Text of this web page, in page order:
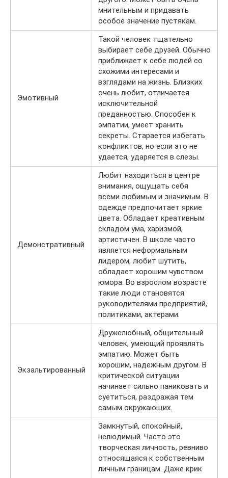
мнительным и придавать
особое значение пустякам.
Эмотивный
Такой человек тщательно
выбирает себе друзей. Обычно
приближает к себе людей со
схожими интересами и
взглядами на жизнь. Близких
очень любит, отличается
исключительной
преданностью. Способен к
эмпатии, умеет хранить
секреты. Старается избегать
конфликтов, но если это не
удается, ударяется в слезы.
Демонстративный
Любит находиться в центре
внимания, ощущать себя
всеми любимым и значимым. В
одежде предпочитает яркие
цвета. Обладает креативным
складом ума, харизмой,
артистичен. В школе часто
является неформальным
лидером, любит шутить,
обладает хорошим чувством
юмора. Во взрослом возрасте
такие люди становятся
руководителями предприятий,
политиками, актерами.
Экзальтированный
Дружелюбный, общительный
человек, умеющий проявлять
эмпатию. Может быть
хорошим, надежным другом. В
критической ситуации
начинает сильно паниковать и
суетиться, раздражая тем
самым окружающих.
Замкнутый, спокойный,
нелюдимый. Часто это
творческая личность, ревниво
относящаяся к собственным
личным границам. Даже крик